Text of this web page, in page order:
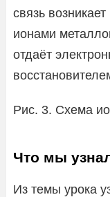
связь
ионами
отдаёт
Рис. 3. Схема
Что мы
Из темы урока